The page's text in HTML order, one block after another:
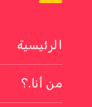
الرئيسية
من أنا.؟